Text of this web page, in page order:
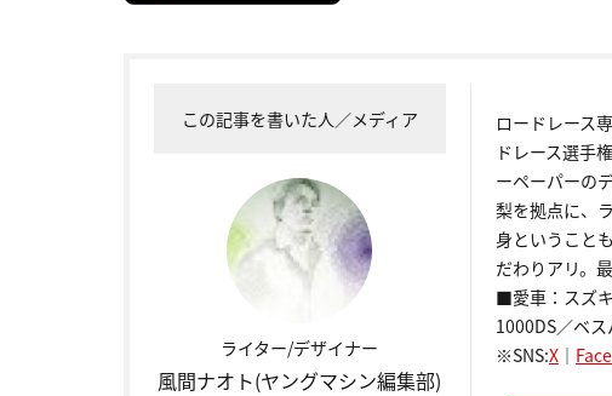
この記事を書いた人／メディア
ライター/デザイナー
風間ナオト(ヤングマシン編集部)
ロードレース
ドレース選手
ーペーパーの
梨を拠点に、
身ということ
だわりアリ。
■愛車：スズ
1000DS／ベ
※SNS:X｜